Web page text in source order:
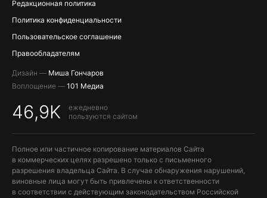
Редакционная политика
Политика конфиденциальности
Пользовательское соглашение
Правообладателям
Дизайн — Миша Гончаров
Воплощение — 101 Медиа
46,9K
ежедневно
пользуются сайтом
Полное или частичное копирование материалов Сайта
в коммерческих целях разрешено только с письменного
разрешения владельца Сайта. В случае обнаружения нарушений,
виновные лица могут быть привлечены к ответственности
в соответствии с действующим законодательством Российской